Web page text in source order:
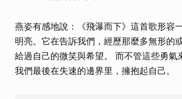
燕姿有感地說：《飛瀑而下》這首歌形容
明亮。它在告訴我們，經歷那麼多無形的
給過自己的微笑與希望。 而不管這些勇氣
我們最後在失速的邊界里，擁抱起自己。